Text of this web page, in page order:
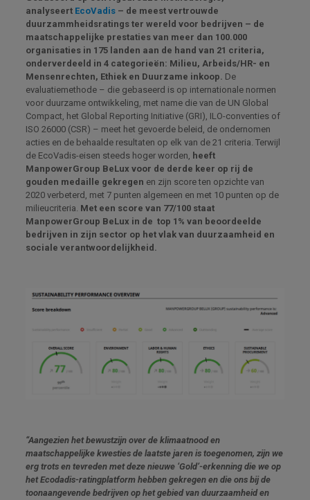
analyseert EcoVadis – de meest vertrouwde
duurzammheidsratings ter wereld voor bedrijven – de
maatschappelijke prestaties van meer dan 100.000
organisaties in 175 landen aan de hand van 21 criteria,
onderverdeeld in 4 categorieën: Milieu, Arbeids/HR- en
Mensenrechten, Ethiek en Duurzame inkoop. De
evaluatiemethode – die gebaseerd is op internationale normen
voor duurzame ontwikkeling, met name die van de UN Global
Compact, het Global Reporting Initiative (GRI), ILO-conventies of
ISO 26000 (CSR) – meet het gevoerde beleid, de ondernomen
acties en de behaalde resultaten op elk van de 21 criteria. Terwijl
de EcoVadis-eisen steeds hoger worden, heeft
ManpowerGroup BeLux voor de derde keer op rij de
gouden medaille gekregen en zijn score ten opzichte van
2020 verbeterd, met 7 punten algemeen en met 10 punten op de
milieucriteria. Met een score van 77/100 staat
ManpowerGroup BeLux in de top 1% van beoordeelde
bedrijven in zijn sector op het vlak van duurzaamheid en
sociale verantwoordelijkheid.
“Aangezien het bewustzijn over de klimaatnood en
maatschappelijke kwesties de laatste jaren is toegenomen, zijn we
erg trots en tevreden met deze nieuwe ‘Gold’-erkenning die we op
het Ecodadis-ratingplatform hebben gekregen en die ons bij de
toonaangevende bedrijven op het gebied van duurzaamheid en